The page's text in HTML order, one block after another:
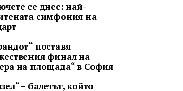
се днес: най-
симфония на
поставя
финал на
на площада“ в София
– балетът, който